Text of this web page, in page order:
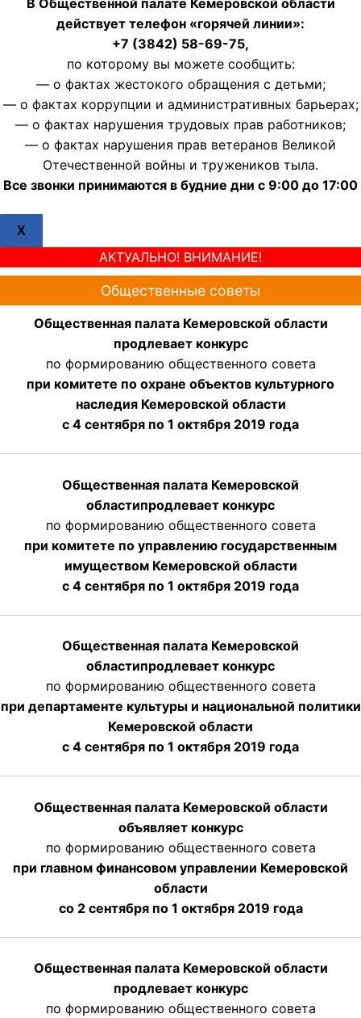
В Общественной палате Кемеровской области
действует телефон «горячей линии»:
+7 (3842) 58-69-75,
по которому вы можете сообщить:
— о фактах жестокого обращения с детьми;
— о фактах коррупции и административных барьерах;
— о фактах нарушения трудовых прав работников;
— о фактах нарушения прав ветеранов Великой
Отечественной войны и тружеников тыла.
Все звонки принимаются в будние дни с 9:00 до 17:00
X
АКТУАЛЬНО! ВНИМАНИЕ!
Общественные советы
Общественная палата Кемеровской области
продлевает конкурс
по формированию общественного совета
при комитете по охране объектов культурного
наследия Кемеровской области
с 4 сентября по 1 октября 2019 года
Общественная палата Кемеровской
областипродлевает конкурс
по формированию общественного совета
при комитете по управлению государственным
имуществом Кемеровской области
с 4 сентября по 1 октября 2019 года
Общественная палата Кемеровской
областипродлевает конкурс
по формированию общественного совета
при департаменте культуры и национальной политики
Кемеровской области
с 4 сентября по 1 октября 2019 года
Общественная палата Кемеровской области
объявляет конкурс
по формированию общественного совета
при главном финансовом управлении Кемеровской
области
со 2 сентября по 1 октября 2019 года
Общественная палата Кемеровской области
продлевает конкурс
по формированию общественного совета